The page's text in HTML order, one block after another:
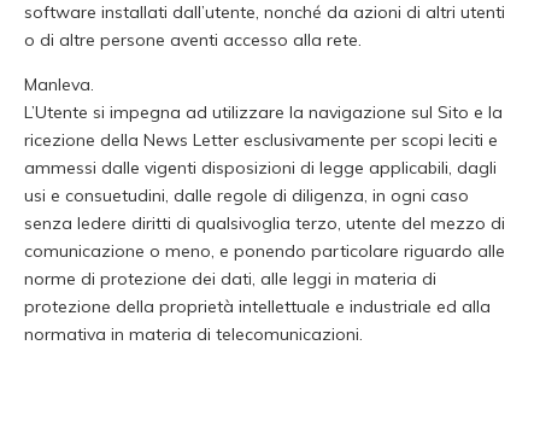
software installati dall’utente, nonché da azioni di altri utenti
o di altre persone aventi accesso alla rete.
Manleva.
L’Utente si impegna ad utilizzare la navigazione sul Sito e la
ricezione della News Letter esclusivamente per scopi leciti e
ammessi dalle vigenti disposizioni di legge applicabili, dagli
usi e consuetudini, dalle regole di diligenza, in ogni caso
senza ledere diritti di qualsivoglia terzo, utente del mezzo di
comunicazione o meno, e ponendo particolare riguardo alle
norme di protezione dei dati, alle leggi in materia di
protezione della proprietà intellettuale e industriale ed alla
normativa in materia di telecomunicazioni.